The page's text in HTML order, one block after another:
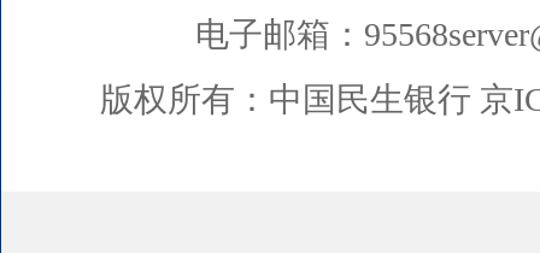
电子邮箱：
版权所有：中国民生银行 京